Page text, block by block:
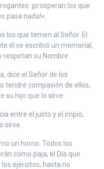
¡prosperan los que
pasa nada!».
los que temen al Señor. El
él se escribió un memorial,
respetan su Nombre.
dice el Señor de los
tendré compasión de ellos,
su hijo que lo sirve.
entre el justo y el impío,
sirve.
un horno. Todos los
como paja; el Día que
ejércitos, hasta no